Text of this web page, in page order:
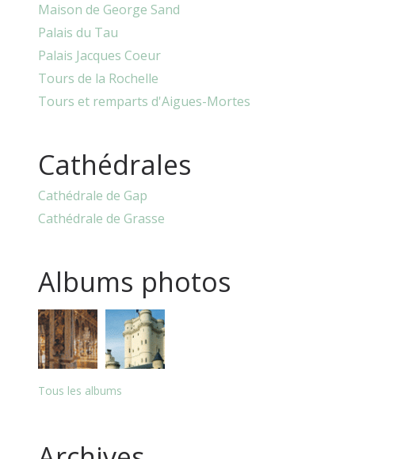
Maison de George Sand
Palais du Tau
Palais Jacques Coeur
Tours de la Rochelle
Tours et remparts d'Aigues-Mortes
Cathédrales
Cathédrale de Gap
Cathédrale de Grasse
Albums photos
Tous les albums